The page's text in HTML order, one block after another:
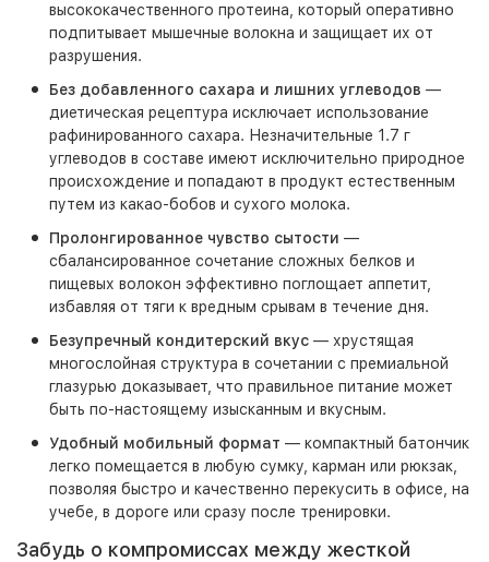
высококачественного протеина, который оперативно
подпитывает мышечные волокна и защищает их от
разрушения.
Без добавленного сахара и лишних углеводов —
диетическая рецептура исключает использование
рафинированного сахара. Незначительные 1.7 г
углеводов в составе имеют исключительно природное
происхождение и попадают в продукт естественным
путем из какао-бобов и сухого молока.
Пролонгированное чувство сытости —
сбалансированное сочетание сложных белков и
пищевых волокон эффективно поглощает аппетит,
избавляя от тяги к вредным срывам в течение дня.
Безупречный кондитерский вкус — хрустящая
многослойная структура в сочетании с премиальной
глазурью доказывает, что правильное питание может
быть по-настоящему изысканным и вкусным.
Удобный мобильный формат — компактный батончик
легко помещается в любую сумку, карман или рюкзак,
позволяя быстро и качественно перекусить в офисе, на
учебе, в дороге или сразу после тренировки.
Забудь о компромиссах между жесткой